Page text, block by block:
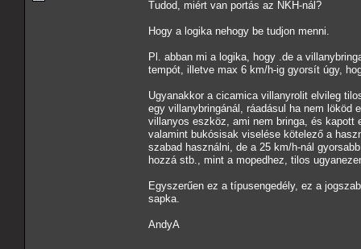
Tudod, miért van portás az NKH-nál?
Hogy a logika nehogy be tudjon menni.
Pl. abban mi a logika, hogy .de a
tempót, illetve max 6 km/h-ig gyorsít úgy,
Ugyanakkor a cicamica villanyrolit elvileg
egy villanybringánál, ráadásul ha nem lököd
villanyos eszköz, ami nem bringa, és kapott
valamint bukósisak viselése kötelező a
szabad használni, de a 25 km/h-nál
hozzá stb., mint a mopedhez, tilos
Egyszerűen ez a típusengedély, ez a
sapka.
AndyA